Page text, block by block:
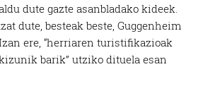
dute gazte asanbladako kideek.
dute, besteak beste, Guggenheim
ere, “herriaren turistifikazioak
barik” utziko dituela esan